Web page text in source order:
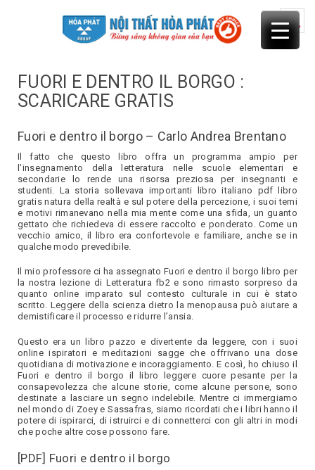
FUORI E DENTRO IL BORGO :
SCARICARE GRATIS
Fuori e dentro il borgo – Carlo Andrea Brentano
Il fatto che questo libro offra un programma ampio per
l’insegnamento della letteratura nelle scuole elementari e
secondarie lo rende una risorsa preziosa per insegnanti e
studenti. La storia sollevava importanti libro italiano pdf libro
gratis natura della realtà e sul potere della percezione, i suoi temi
e motivi rimanevano nella mia mente come una sfida, un guanto
gettato che richiedeva di essere raccolto e ponderato. Come un
vecchio amico, il libro era confortevole e familiare, anche se in
qualche modo prevedibile.
Il mio professore ci ha assegnato Fuori e dentro il borgo libro per
la nostra lezione di Letteratura fb2 e sono rimasto sorpreso da
quanto online imparato sul contesto culturale in cui è stato
scritto. Leggere della scienza dietro la menopausa può aiutare a
demistificare il processo e ridurre l’ansia.
Questo era un libro pazzo e divertente da leggere, con i suoi
online ispiratori e meditazioni sagge che offrivano una dose
quotidiana di motivazione e incoraggiamento. E così, ho chiuso il
Fuori e dentro il borgo il libro leggere cuore pesante per la
consapevolezza che alcune storie, come alcune persone, sono
destinate a lasciare un segno indelebile. Mentre ci immergiamo
nel mondo di Zoey e Sassafras, siamo ricordati che i libri hanno il
potere di ispirarci, di istruirci e di connetterci con gli altri in modi
che poche altre cose possono fare.
[PDF] Fuori e dentro il borgo